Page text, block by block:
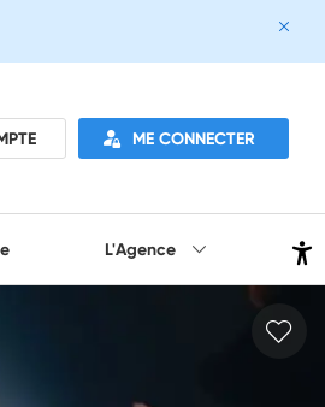
ME CONNECTER
L'Agence